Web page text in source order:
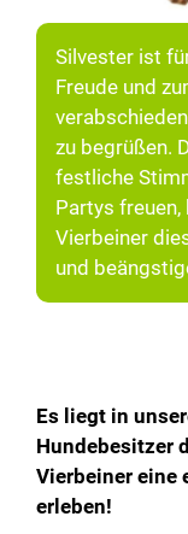
Silvester ist
Freude und
zu begrüßen.
festliche
Partys
Vierbeiner
und
Es liegt in
Hundebesitzer
Vierbeiner eine
erleben!